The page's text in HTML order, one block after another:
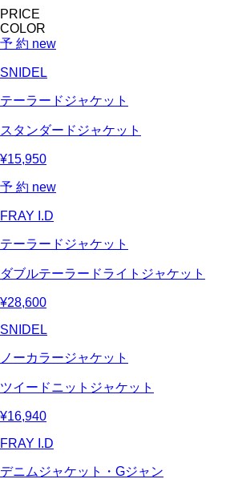
PRICE
COLOR
予 約 new
SNIDEL
テーラードジャケット
スタンダードジャケット
¥15,950
予 約 new
FRAY I.D
テーラードジャケット
ダブルテーラードライトジャケット
¥28,600
SNIDEL
ノーカラージャケット
ツイードニットジャケット
¥16,940
FRAY I.D
デニムジャケット・Gジャン